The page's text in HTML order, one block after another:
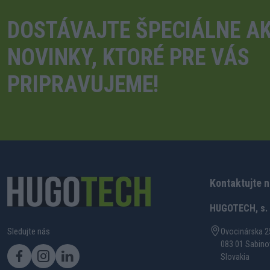
DOSTÁVAJTE ŠPECIÁLNE
NOVINKY, KTORÉ PRE VÁS
PRIPRAVUJEME!
Sledujte nás
Kontaktujte
HUGOTECH,
Ovocinárska
083 01
Slovakia